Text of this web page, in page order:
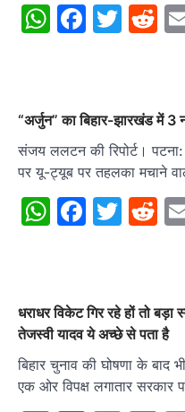
“अर्जुन” का बिहार-झारखंड में 3
संजय ललटन की रिपोर्ट।
पर यू-ट्यूब पर तहलका मचाने
धराधर विकेट गिर रहे हों तो
तेजस्वी यादव ये अच्छे से पता है
बिहार चुनाव की घोषणा के बाद
एक ओर विपक्ष लगातार सरकार